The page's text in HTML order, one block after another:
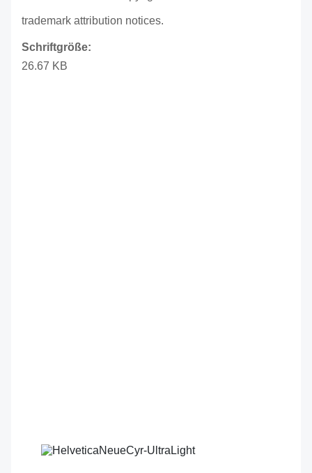
trademark attribution notices.
Schriftgröße:
26.67 KB